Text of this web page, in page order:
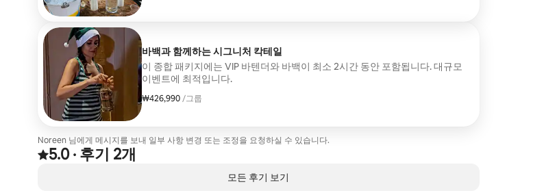
바백과 함께하는 시그니처 칵테일
이 종합 패키지에는 VIP 바텐더와 바백이 최소 2시간 동안 포함됩니다. 대규모
이벤트에 최적입니다.
₩426,990 /그룹
그룹당 ₩426,990
Noreen 님에게 메시지를 보내 일부 사항 변경 또는 조정을 요청하실 수 있습니다.
후기 2건에서 5점 만점 중 5.0점을 받음
5.0
, · 후기 2개
모든 후기 보기